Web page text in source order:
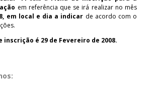
em referência que se irá realizar no mês
em local e dia a indicar de acordo com o
é 29 de Fevereiro de 2008.